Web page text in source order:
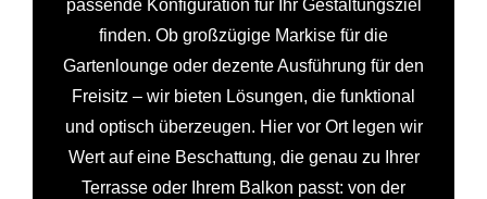
passende Konfiguration für Ihr Gestaltungsziel
finden. Ob großzügige Markise für die
Gartenlounge oder dezente Ausführung für den
Freisitz – wir bieten Lösungen, die funktional
und optisch überzeugen. Hier vor Ort legen wir
Wert auf eine Beschattung, die genau zu Ihrer
Terrasse oder Ihrem Balkon passt: von der